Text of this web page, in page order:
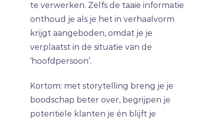
te verwerken. Zelfs de taaie informatie
onthoud je als je het in verhaalvorm
krijgt aangeboden, omdat je je
verplaatst in de situatie van de
‘hoofdpersoon’.
Kortom: met storytelling breng je je
boodschap beter over, begrijpen je
potentiële klanten je én blijft je